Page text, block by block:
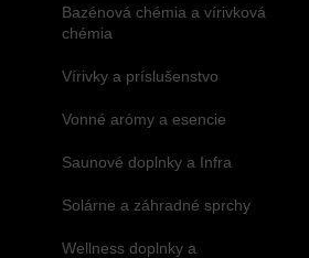
Bazénová chémia a vírivková
chémia
Vírivky a príslušenstvo
Vonné arómy a esencie
Saunové doplnky a Infra
Solárne a záhradné sprchy
Wellness doplnky a